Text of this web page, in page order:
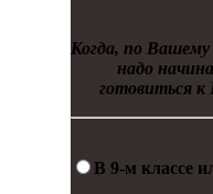
Когда, по
надо
готовиться к
В 9-м классе